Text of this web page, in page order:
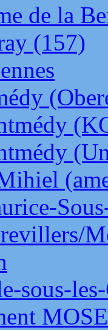
de la
(157)
sous-